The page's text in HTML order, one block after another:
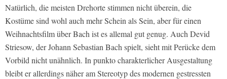
Natürlich, die meisten Drehorte stimmen nicht überein, die
Kostüme sind wohl auch mehr Schein als Sein, aber für einen
Weihnachtsfilm über Bach ist es allemal gut genug. Auch Devid
Striesow, der Johann Sebastian Bach spielt, sieht mit Perücke dem
Vorbild nicht unähnlich. In punkto charakterlicher Ausgestaltung
bleibt er allerdings näher am Stereotyp des modernen gestressten